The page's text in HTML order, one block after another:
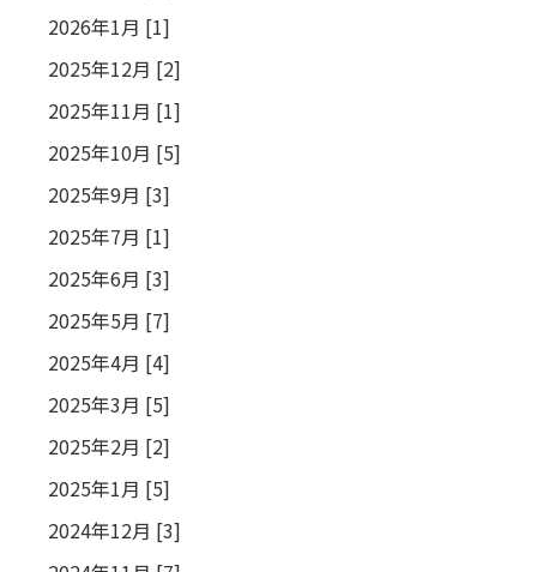
2026年1月 [1]
2025年12月 [2]
2025年11月 [1]
2025年10月 [5]
2025年9月 [3]
2025年7月 [1]
2025年6月 [3]
2025年5月 [7]
2025年4月 [4]
2025年3月 [5]
2025年2月 [2]
2025年1月 [5]
2024年12月 [3]